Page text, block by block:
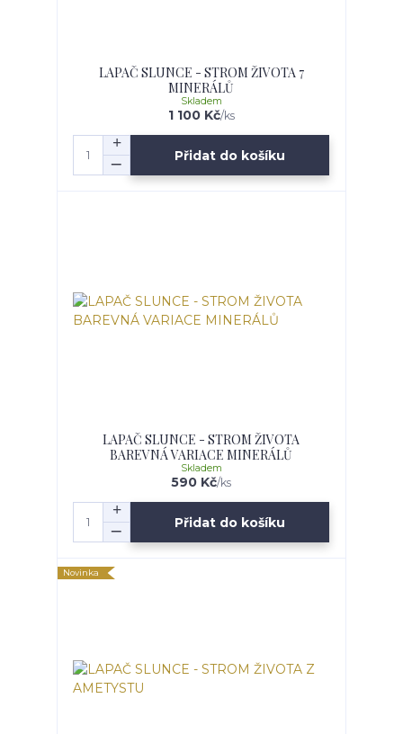
LAPAČ SLUNCE - STROM ŽIVOTA 7
MINERÁLŮ
1 100 Kč/ks
Skladem
Přidat do košíku
LAPAČ SLUNCE - STROM ŽIVOTA
BAREVNÁ VARIACE MINERÁLŮ
590 Kč/ks
Skladem
Přidat do košíku
Novinka